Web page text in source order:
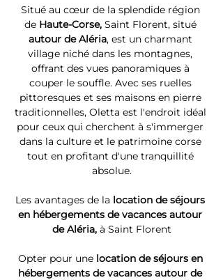
Situé au cœur de la splendide région
de Haute-Corse, Saint Florent, situé
autour de Aléria, est un charmant
village niché dans les montagnes,
offrant des vues panoramiques à
couper le souffle. Avec ses ruelles
pittoresques et ses maisons en pierre
traditionnelles, Oletta est l'endroit idéal
pour ceux qui cherchent à s'immerger
dans la culture et le patrimoine corse
tout en profitant d'une tranquillité
absolue.
Les avantages de la location de séjours
en hébergements de vacances autour
de Aléria, à Saint Florent
Opter pour une location de séjours en
hébergements de vacances autour de